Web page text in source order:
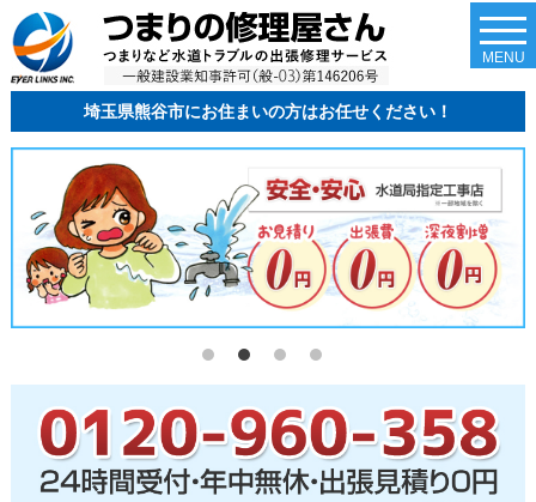
埼玉県熊谷市にお住まいの方はお任せください！
MENU